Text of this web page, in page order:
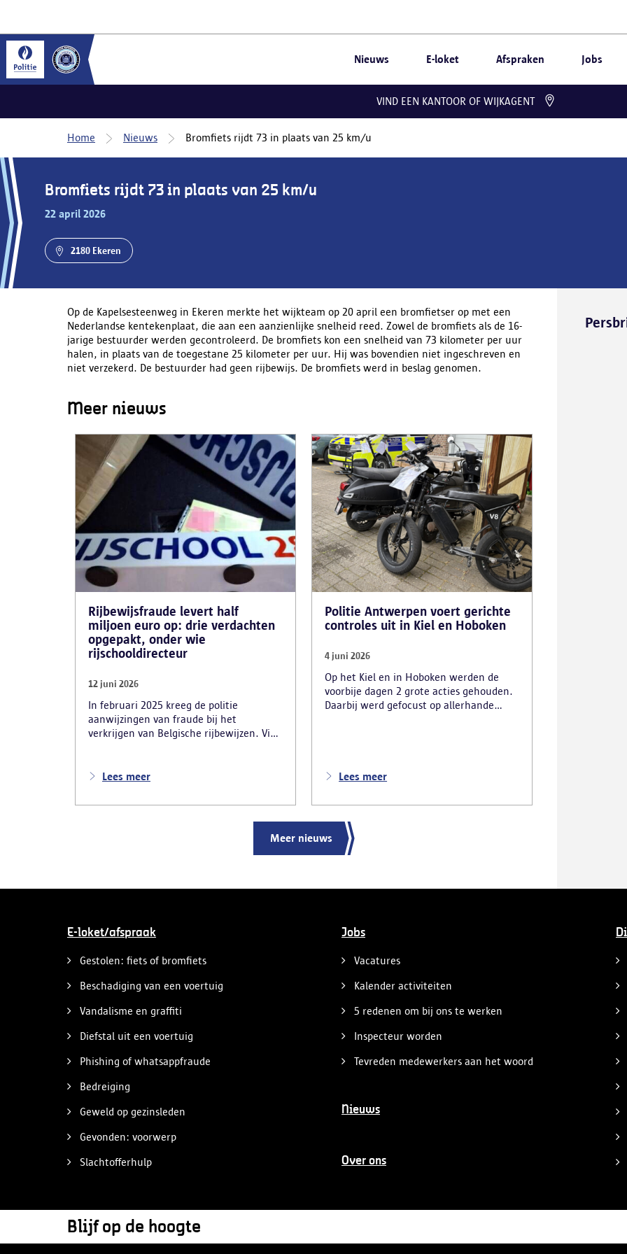
Nieuws E-loket Afspraken Jobs
VIND EEN KANTOOR OF WIJKAGENT
Home Nieuws Bromfiets rijdt 73 in plaats van 25 km/u
Bromfiets rijdt 73 in plaats van 25 km/u
22 april 2026
2180 Ekeren
Op de Kapelsesteenweg in Ekeren merkte het wijkteam op 20 april een bromfietser op met een
Nederlandse kentekenplaat, die aan een aanzienlijke snelheid reed. Zowel de bromfiets als de 16-
jarige bestuurder werden gecontroleerd. De bromfiets kon een snelheid van 73 kilometer per uur
halen, in plaats van de toegestane 25 kilometer per uur. Hij was bovendien niet ingeschreven en
niet verzekerd. De bestuurder had geen rijbewijs. De bromfiets werd in beslag genomen.
Meer nieuws
Rijbewijsfraude levert half
miljoen euro op: drie verdachten
opgepakt, onder wie
rijschooldirecteur
12 juni 2026
In februari 2025 kreeg de politie
aanwijzingen van fraude bij het
verkrijgen van Belgische rijbewijzen. Via
verdachten tegen betaling versnelde
Daarnaast maakten zij reclame voor het
fraude bij theoretische rijexamens. Een
examenfraude organiseerde,
uittreksel uit het strafregister gebruikte.
Lees meer
Politie Antwerpen voert gerichte
controles uit in Kiel en Hoboken
4 juni 2026
Op het Kiel en in Hoboken werden de
voorbije dagen 2 grote acties gehouden.
Daarbij werd gefocust op allerhande
Lees meer
Meer nieuws
E-loket/afspraak
Gestolen: fiets of bromfiets
Beschadiging van een voertuig
Vandalisme en graffiti
Diefstal uit een voertuig
Phishing of whatsappfraude
Bedreiging
Geweld op gezinsleden
Gevonden: voorwerp
Slachtofferhulp
Jobs
Vacatures
Kalender activiteiten
5 redenen om bij ons te werken
Inspecteur worden
Tevreden medewerkers aan het woord
Nieuws
Over ons
Blijf op de hoogte